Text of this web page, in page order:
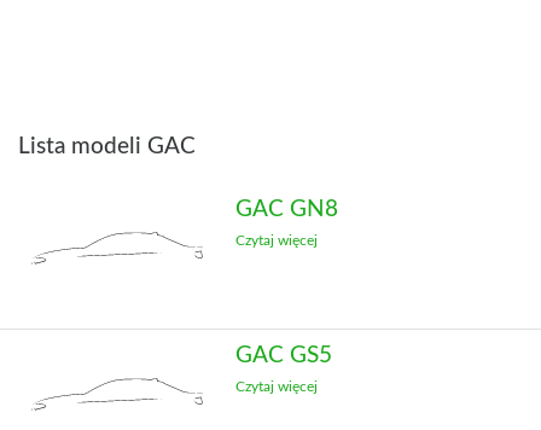
Lista modeli GAC
GAC GN8
Czytaj więcej
GAC GS5
Czytaj więcej